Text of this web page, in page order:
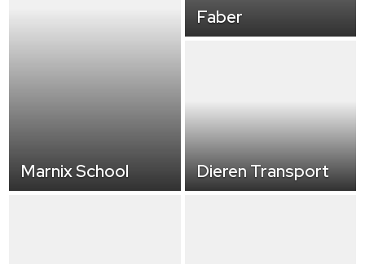
Faber
Marnix School Dieren Transport